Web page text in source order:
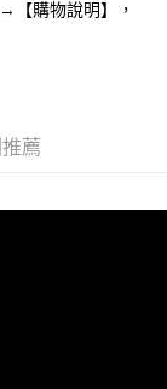
可透過四大超商／
示為準，若有關於
【購物說明】，
薦